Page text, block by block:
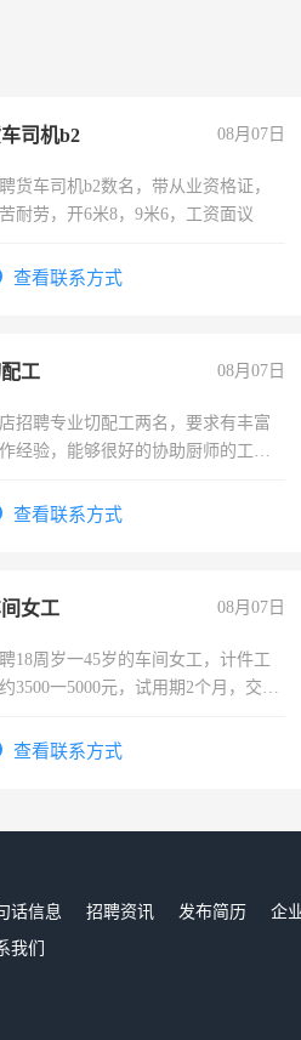
司机b2 08月07日
货车司机b2数名，带从业资格证，
耐劳，开6米8，9米6，工资面议
查看联系方式
工 08月07日
招聘专业切配工两名，要求有丰富
经验，能够很好的协助厨师的工
。
查看联系方式
女工 08月07日
18周岁一45岁的车间女工，计件工
3500一5000元，试用期2个月，交五
查看联系方式
话信息 招聘资讯 发布简历 企
我们